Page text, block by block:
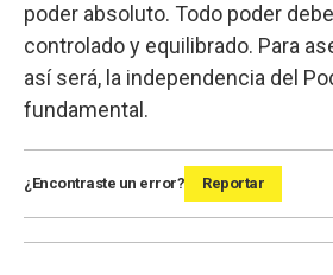
poder absoluto. Todo poder
controlado y equilibrado. Para
así será, la independencia del
fundamental.
¿Encontraste un error? Reportar